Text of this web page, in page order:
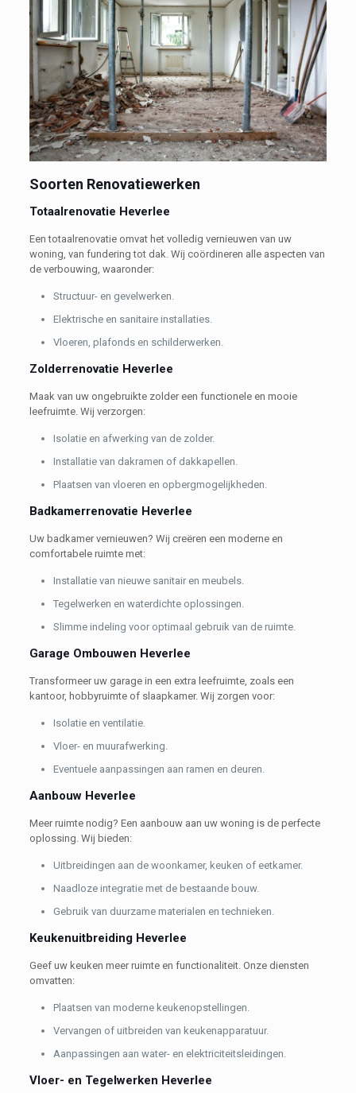
Soorten Renovatiewerken
Totaalrenovatie Heverlee
Een totaalrenovatie omvat het volledig vernieuwen van uw
woning, van fundering tot dak. Wij coördineren alle aspecten van
de verbouwing, waaronder:
Structuur- en gevelwerken.
Elektrische en sanitaire installaties.
Vloeren, plafonds en schilderwerken.
Zolderrenovatie Heverlee
Maak van uw ongebruikte zolder een functionele en mooie
leefruimte. Wij verzorgen:
Isolatie en afwerking van de zolder.
Installatie van dakramen of dakkapellen.
Plaatsen van vloeren en opbergmogelijkheden.
Badkamerrenovatie Heverlee
Uw badkamer vernieuwen? Wij creëren een moderne en
comfortabele ruimte met:
Installatie van nieuwe sanitair en meubels.
Tegelwerken en waterdichte oplossingen.
Slimme indeling voor optimaal gebruik van de ruimte.
Garage Ombouwen Heverlee
Transformeer uw garage in een extra leefruimte, zoals een
kantoor, hobbyruimte of slaapkamer. Wij zorgen voor:
Isolatie en ventilatie.
Vloer- en muurafwerking.
Eventuele aanpassingen aan ramen en deuren.
Aanbouw Heverlee
Meer ruimte nodig? Een aanbouw aan uw woning is de perfecte
oplossing. Wij bieden:
Uitbreidingen aan de woonkamer, keuken of eetkamer.
Naadloze integratie met de bestaande bouw.
Gebruik van duurzame materialen en technieken.
Keukenuitbreiding Heverlee
Geef uw keuken meer ruimte en functionaliteit. Onze diensten
omvatten:
Plaatsen van moderne keukenopstellingen.
Vervangen of uitbreiden van keukenapparatuur.
Aanpassingen aan water- en elektriciteitsleidingen.
Vloer- en Tegelwerken Heverlee